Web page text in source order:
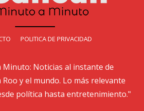
POLITICA DE PRIVACIDAD
Minuto: Noticias al instante de
y el mundo. Lo más relevante
política hasta entretenimiento."